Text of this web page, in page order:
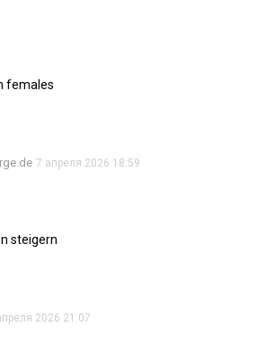
females
7 апреля 2026 18:59
steigern
2026 21:07